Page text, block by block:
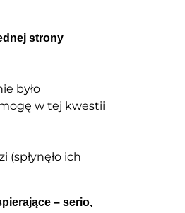
strony
było
w tej kwestii
ich
– serio,